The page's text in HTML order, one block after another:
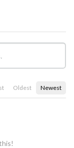
Oldest Newest